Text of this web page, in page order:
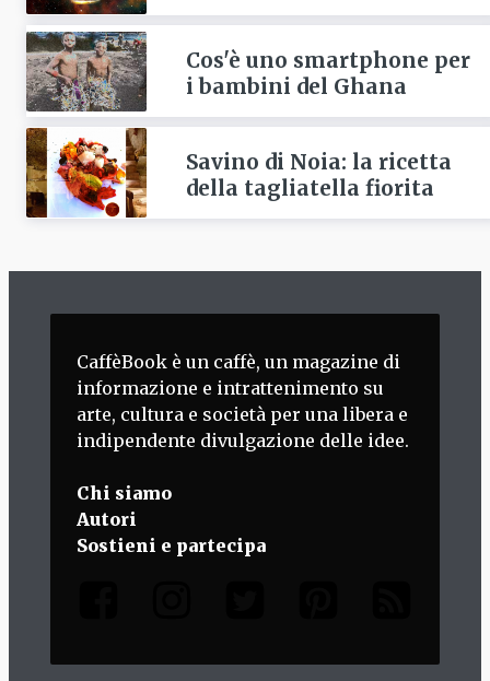
Cos'è uno smartphone per
i bambini del Ghana
Savino di Noia: la ricetta
della tagliatella fiorita
CaffèBook è un caffè, un magazine di
informazione e intrattenimento su
arte, cultura e società per una libera e
indipendente divulgazione delle idee.
Chi siamo
Autori
Sostieni e partecipa